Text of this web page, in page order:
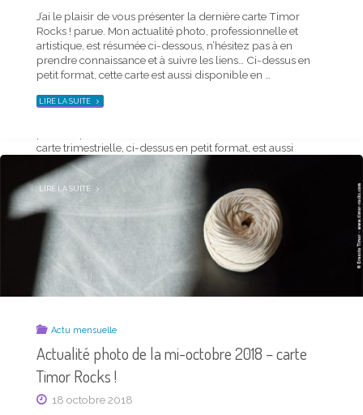
Saison Timor hiver 2020-2021 – carte postale et
news du trimestre
21 décembre 2020
Saison Timor parue. Mon actualité photo, personnelle
carte trimestrielle, ci-dessus en petit format, est aussi
téléchargeable en plus grand d’un …
LIRE LA SUITE"SAISON
TRIMESTRE"
J’ai le plaisir de vous présenter la dernière carte Timor
Rocks ! parue. Mon actualité photo, professionnelle et
artistique, est résumée ci-dessous, n’hésitez pas à en
prendre connaissance et à suivre les liens… Ci-dessus en
petit format, cette carte est aussi disponible en …
LIRE LA SUITE"ACTUALITÉ
PHOTO
2018
–
Actu mensuelle
Actualité photo de la mi-octobre 2018 – carte
Timor Rocks !
18 octobre 2018